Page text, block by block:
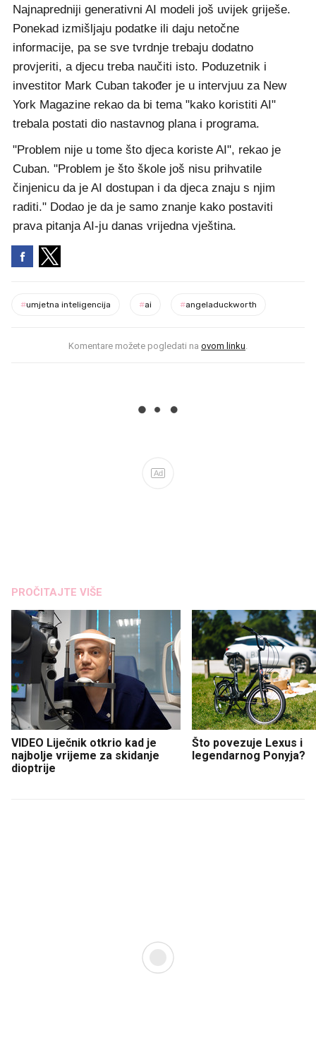
Najnapredniji generativni AI modeli još uvijek griješe.
Ponekad izmišljaju podatke ili daju netočne
informacije, pa se sve tvrdnje trebaju dodatno
provjeriti, a djecu treba naučiti isto. Poduzetnik i
investitor Mark Cuban također je u intervjuu za New
York Magazine rekao da bi tema "kako koristiti AI"
trebala postati dio nastavnog plana i programa.
"Problem nije u tome što djeca koriste AI", rekao je
Cuban. "Problem je što škole još nisu prihvatile
činjenicu da je AI dostupan i da djeca znaju s njim
raditi." Dodao je da je samo znanje kako postaviti
prava pitanja AI-ju danas vrijedna vještina.
#umjetna inteligencija #ai #angeladuckworth
Komentare možete pogledati na ovom linku.
Ad
PROČITAJTE VIŠE
VIDEO Liječnik otkrio kad je
najbolje vrijeme za skidanje
dioptrije
Što povezuje Lexus i
legendarnog Ponyja?